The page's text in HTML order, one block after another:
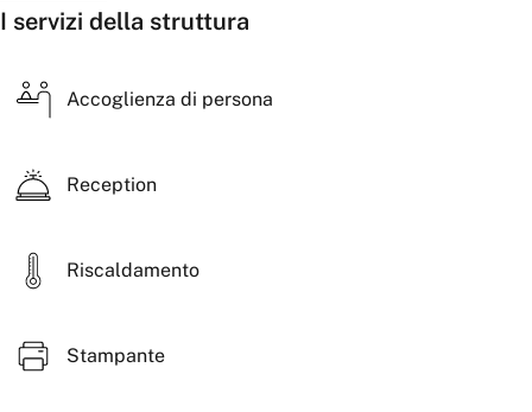
Include:
Forniture per ufficio
Servizio di pulizia
Collaborazioni ed iniziative
I servizi della struttura
Accoglienza di persona
Reception
Riscaldamento
Stampante